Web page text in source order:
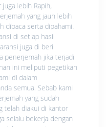
lebih Rapih,
yang jauh lebih
dibaca serta dipahami.
di setiap hasil
juga di beri
penerjemah jika terjadi
ini meliputi pegetikan
di dalam
semua. Sebab kami
yang sudah
telah diakui di kantor
selalu bekerja dengan